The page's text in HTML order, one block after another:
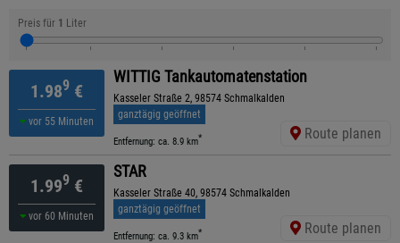
Preis für 1 Liter
1.989 €
vor 55 Minuten
WITTIG Tankautomatenstation
Kasseler Straße 2, 98574 Schmalkalden
ganztägig geöffnet
Entfernung: ca. 8.9 km* Route planen
1.999 €
vor 60 Minuten
STAR
Kasseler Straße 40, 98574 Schmalkalden
ganztägig geöffnet
Entfernung: ca. 9.3 km* Route planen